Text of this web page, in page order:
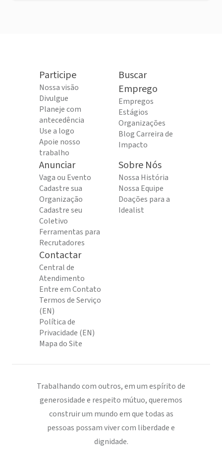
Participe
Nossa visão
Divulgue
Planeje com
antecedência
Use a logo
Apoie nosso
trabalho
Buscar
Emprego
Empregos
Estágios
Organizações
Blog Carreira de
Impacto
Anunciar
Vaga ou Evento
Cadastre sua
Organização
Cadastre seu
Coletivo
Ferramentas para
Recrutadores
Sobre Nós
Nossa História
Nossa Equipe
Doações para a
Idealist
Contactar
Central de
Atendimento
Entre em Contato
Termos de Serviço
(EN)
Política de
Privacidade (EN)
Mapa do Site
Trabalhando com outros, em um espírito de
generosidade e respeito mútuo, queremos
construir um mundo em que todas as
pessoas possam viver com liberdade e
dignidade.